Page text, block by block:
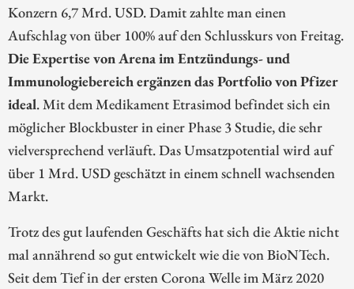
Konzern 6,7 Mrd. USD. Damit zahlte man einen
Aufschlag von über 100% auf den Schlusskurs von Freitag.
Die Expertise von Arena im Entzündungs- und
Immunologiebereich ergänzen das Portfolio von Pfizer
ideal. Mit dem Medikament Etrasimod befindet sich ein
möglicher Blockbuster in einer Phase 3 Studie, die sehr
vielversprechend verläuft. Das Umsatzpotential wird auf
über 1 Mrd. USD geschätzt in einem schnell wachsenden
Markt.
Trotz des gut laufenden Geschäfts hat sich die Aktie nicht
mal annährend so gut entwickelt wie die von BioNTech.
Seit dem Tief in der ersten Corona Welle im März 2020